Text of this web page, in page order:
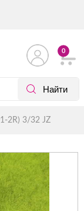
0
2R) 3/32 JZ